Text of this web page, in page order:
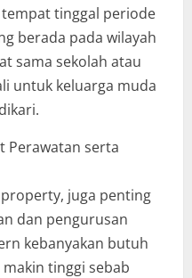
tinggal periode
berada pada wilayah
sama sekolah atau
untuk keluarga muda
Perawatan serta
juga penting
dan pengurusan
kebanyakan butuh
tinggi sebab